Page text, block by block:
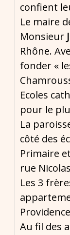
confient
Le maire
Monsieur
Rhône.
fonder «
Ecoles
pour le
La
côté des
Primaire
rue
Les 3
Au fil des